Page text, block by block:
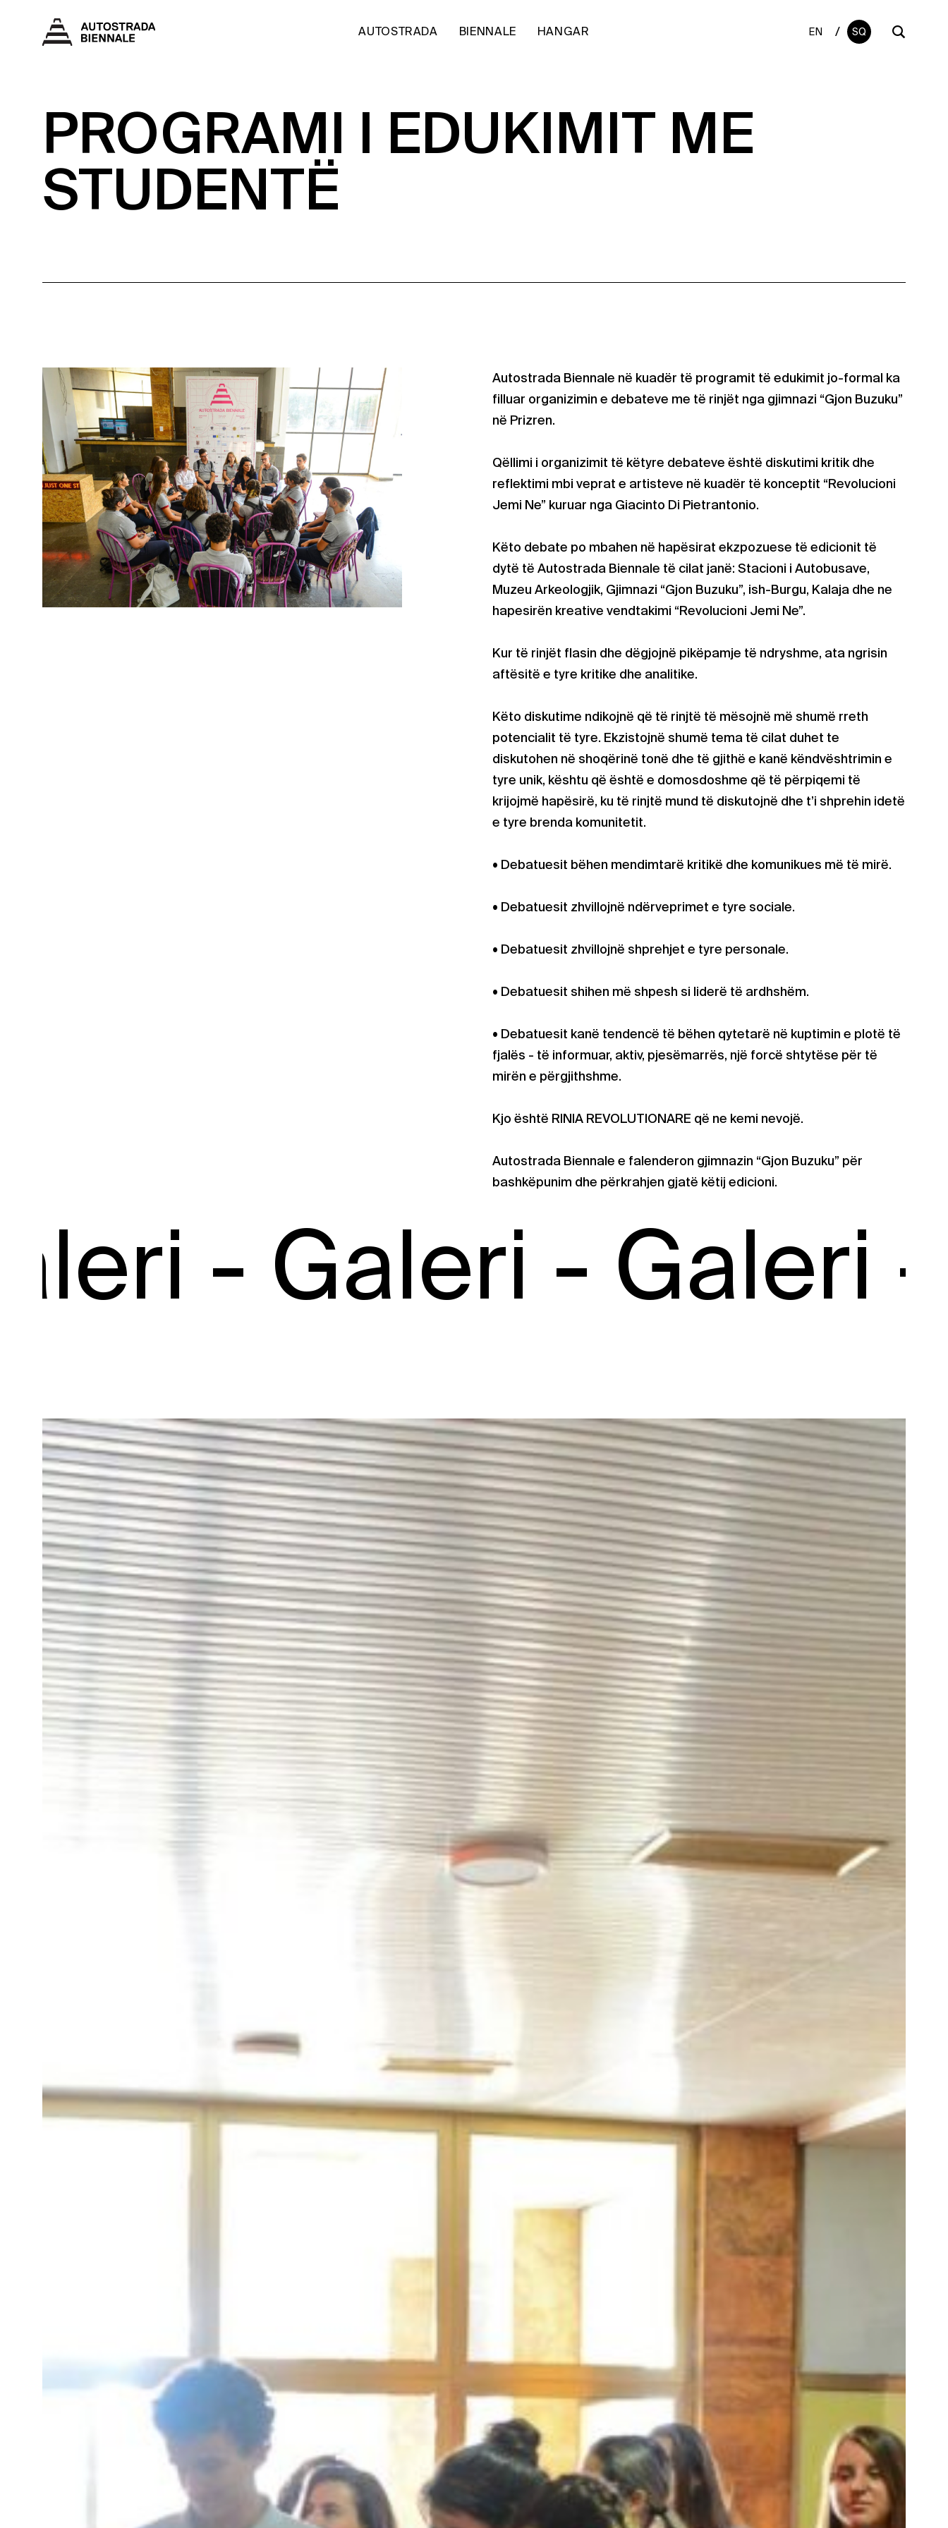
AUTOSTRADA BIENNALE HANGAR EN / SQ
PROGRAMI I EDUKIMIT ME
STUDENTË
Autostrada Biennale në kuadër të programit të edukimit jo-formal ka
filluar organizimin e debateve me të rinjët nga gjimnazi “Gjon Buzuku”
në Prizren.
Qëllimi i organizimit të këtyre debateve është diskutimi kritik dhe
reflektimi mbi veprat e artisteve në kuadër të konceptit “Revolucioni
Jemi Ne” kuruar nga Giacinto Di Pietrantonio.
Këto debate po mbahen në hapësirat ekzpozuese të edicionit të
dytë të Autostrada Biennale të cilat janë: Stacioni i Autobusave,
Muzeu Arkeologjik, Gjimnazi “Gjon Buzuku”, ish-Burgu, Kalaja dhe ne
hapesirën kreative vendtakimi “Revolucioni Jemi Ne”.
Kur të rinjët flasin dhe dëgjojnë pikëpamje të ndryshme, ata ngrisin
aftësitë e tyre kritike dhe analitike.
Këto diskutime ndikojnë që të rinjtë të mësojnë më shumë rreth
potencialit të tyre. Ekzistojnë shumë tema të cilat duhet te
diskutohen në shoqërinë tonë dhe të gjithë e kanë këndvështrimin e
tyre unik, kështu që është e domosdoshme që të përpiqemi të
krijojmë hapësirë, ku të rinjtë mund të diskutojnë dhe t’i shprehin idetë
e tyre brenda komunitetit.
• Debatuesit bëhen mendimtarë kritikë dhe komunikues më të mirë.
• Debatuesit zhvillojnë ndërveprimet e tyre sociale.
• Debatuesit zhvillojnë shprehjet e tyre personale.
• Debatuesit shihen më shpesh si liderë të ardhshëm.
• Debatuesit kanë tendencë të bëhen qytetarë në kuptimin e plotë të
fjalës - të informuar, aktiv, pjesëmarrës, një forcë shtytëse për të
mirën e përgjithshme.
Kjo është RINIA REVOLUTIONARE që ne kemi nevojë.
Autostrada Biennale e falenderon gjimnazin “Gjon Buzuku” për
bashkëpunim dhe përkrahjen gjatë këtij edicioni.
Galeri -Galeri -